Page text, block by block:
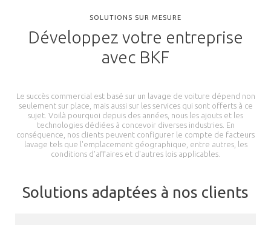
SOLUTIONS SUR MESURE
Développez votre entreprise
avec BKF
Le succès commercial est basé sur un lavage de voiture dépend non
seulement sur place, mais aussi sur les services qui sont offerts à ce
sujet. Voilà pourquoi depuis des années, nous les ajouts et les
technologies dédiées à concevoir diverses industries. En
conséquence, nos clients peuvent configurer le compte de facteurs
lavage tels que l'emplacement géographique, entre autres, les
conditions d'affaires et d'autres lois applicables.
Solutions adaptées à nos clients